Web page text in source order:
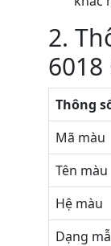
2.
6018
Thông
Mã màu
Tên màu
Hệ màu
Dạng